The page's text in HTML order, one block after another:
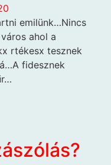
emilünk…Nincs
ahol a
rtékesx tesznek
fidesznek